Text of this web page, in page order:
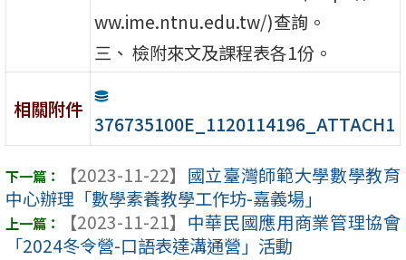
ww.ime.ntnu.edu.tw/)查詢。
三、 檢附來文及課程表各1份。
相關附件
376735100E_1120114196_ATTACH1
【2023-11-22】 國立臺灣師範大學數學教育
中心辦理「數學素養教學工作坊-嘉義場」
【2023-11-21】 中華民國應用商業管理協會
「2024冬令營-口語表達溝通營」活動